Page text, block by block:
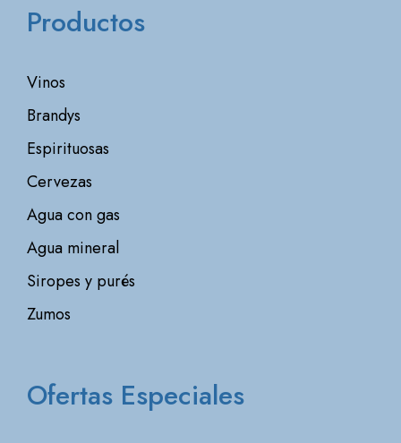
Productos
Vinos
Brandys
Espirituosas
Cervezas
Agua con gas
Agua mineral
Siropes y purés
Zumos
Ofertas Especiales